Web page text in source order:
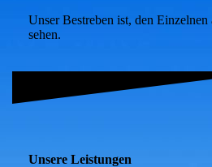
Unser Bestreben ist, den Einzelnen
sehen.
Unsere Leistungen